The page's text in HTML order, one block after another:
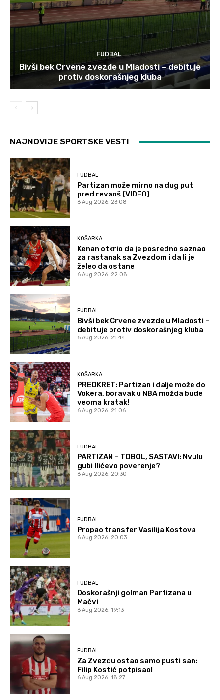
FUDBAL
Bivši bek Crvene zvezde u Mladosti – debituje
protiv doskorašnjeg kluba
NAJNOVIJE SPORTSKE VESTI
FUDBAL
Partizan može mirno na dug put
pred revanš (VIDEO)
6 Aug 2026. 23:08
KOŠARKA
Kenan otkrio da je posredno saznao
za rastanak sa Zvezdom i da li je
želeo da ostane
6 Aug 2026. 22:08
FUDBAL
Bivši bek Crvene zvezde u Mladosti –
debituje protiv doskorašnjeg kluba
6 Aug 2026. 21:44
KOŠARKA
PREOKRET: Partizan i dalje može do
Vokera, boravak u NBA možda bude
veoma kratak!
6 Aug 2026. 21:06
FUDBAL
PARTIZAN – TOBOL, SASTAVI: Nvulu
gubi Ilićevo poverenje?
6 Aug 2026. 20:30
FUDBAL
Propao transfer Vasilija Kostova
6 Aug 2026. 20:03
FUDBAL
Doskorašnji golman Partizana u
Mačvi
6 Aug 2026. 19:13
FUDBAL
Za Zvezdu ostao samo pusti san:
Filip Kostić potpisao!
6 Aug 2026. 18:27